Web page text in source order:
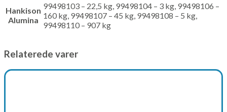
Hankison
Alumina
99498103 – 22,5 kg, 99498104 – 3 kg, 99498106 –
160 kg, 99498107 – 45 kg, 99498108 – 5 kg,
99498110 – 907 kg
Relaterede varer